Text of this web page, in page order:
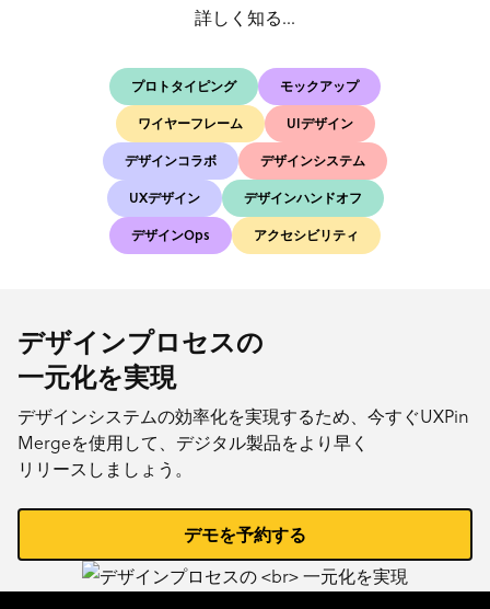
詳しく知る...
プロトタイピング
モックアップ
ワイヤーフレーム
UIデザイン
デザインコラボ
デザインシステム
UXデザイン
デザインハンドオフ
デザインOps
アクセシビリティ
デザインプロセスの
一元化を実現
デザインシステムの効率化を実現するため、今すぐUXPin
Mergeを使用して、デジタル製品をより早く
リリースしましょう。
デモを予約する